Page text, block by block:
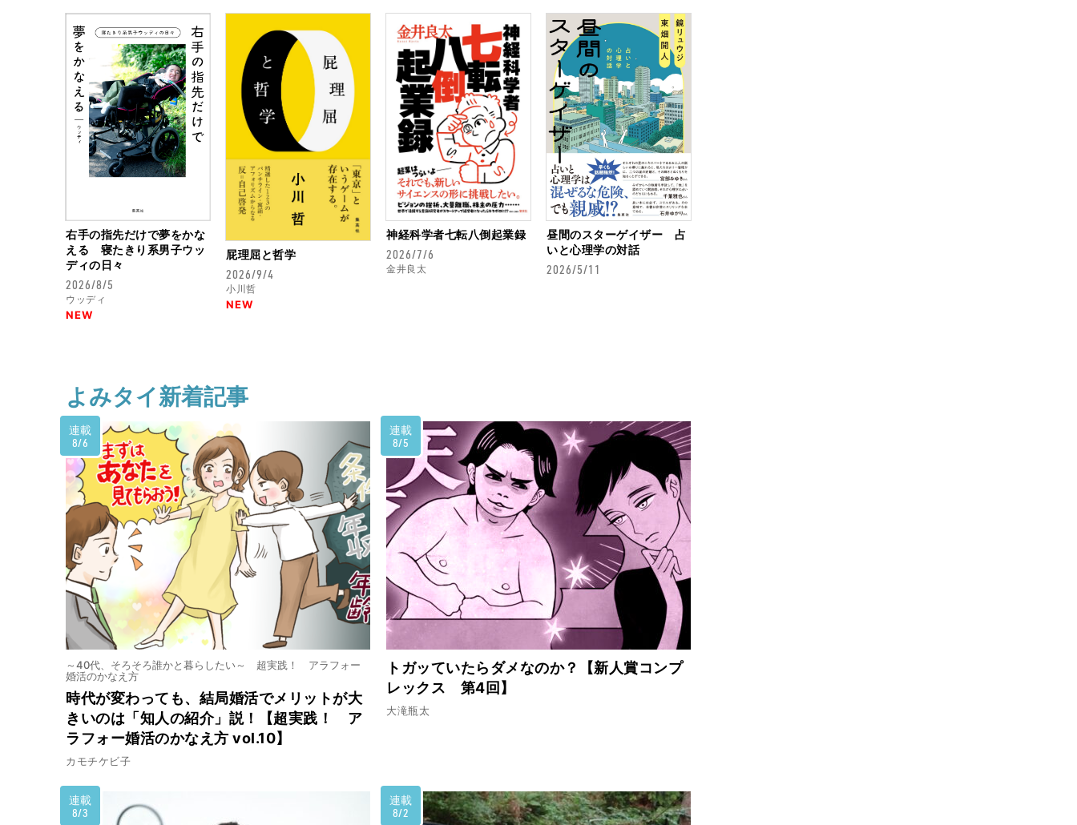
右手の指先だけで夢をかな
える 寝たきり系男子ウッ
ディの日々
2026/8/5
ウッディ
NEW
屁理屈と哲学
2026/9/4
小川哲
NEW
神経科学者七転八倒起業録
2026/7/6
金井良太
昼間のスターゲイザー 占
いと心理学の対話
2026/5/11
よみタイ新着記事
連載
8/6
～40代、そろそろ誰かと暮らしたい～ 超実践！ アラフォー
婚活のかなえ方
時代が変わっても、結局婚活でメリットが大
きいのは「知人の紹介」説！【超実践！ ア
ラフォー婚活のかなえ方 vol.10】
カモチケビ子
連載
8/5
トガッていたらダメなのか？【新人賞コンプ
レックス 第4回】
大滝瓶太
連載
8/3
連載
8/2